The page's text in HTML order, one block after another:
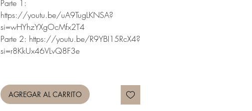
Parte 1:
https://youtu.be/uA9TugLKNSA?
si=wHYhzYXgOcMfx2T4
Parte 2: https://youtu.be/R9YBI15RcX4?
si=r8KkUx46VLvQ8F3e
AGREGAR AL CARRITO